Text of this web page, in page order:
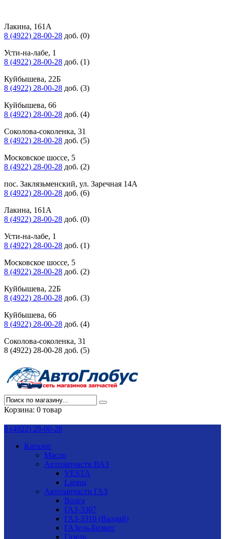
Лакина, 161А
8 (4922) 28-00-28 доб. (0)
Усти-на-лабе, 1
8 (4922) 28-00-28 доб. (1)
Куйбышева, 22Б
8 (4922) 28-00-28 доб. (3)
Куйбышева, 66
8 (4922) 28-00-28 доб. (4)
Соколова-соколенка, 31
8 (4922) 28-00-28 доб. (5)
Московское шоссе, 5
8 (4922) 28-00-28 доб. (2)
пос. Заклязьменский, ул. Заречная 14А
8 (4922) 28-00-28 доб. (6)
Лакина, 161А
8 (4922) 28-00-28 доб. (0)
Усти-на-лабе, 1
8 (4922) 28-00-28 доб. (1)
Московское шоссе, 5
8 (4922) 28-00-28 доб. (2)
Куйбышева, 22Б
8 (4922) 28-00-28 доб. (3)
Куйбышева, 66
8 (4922) 28-00-28 доб. (4)
Соколова-соколенка, 31
8 (4922) 28-00-28 доб. (5)
Корзина: 0 товар
8 (4922) 28-00-28
Каталог
Масло
Автозапчасти ВАЗ
VESTA
Largus
Автозапчасти ГАЗ
Волга
ГАЗ-3307
ГАЗ-3310 (Валдай)
ГАЗель-Бизнес
Газель